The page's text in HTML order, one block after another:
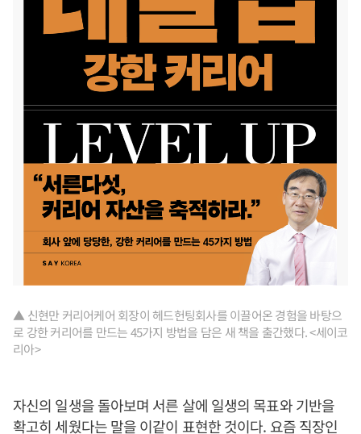
▲ 신현만 커리어케어 회장이 헤드헌팅회사를 이끌어온 경험을 바탕으
로 강한 커리어를 만드는 45가지 방법을 담은 새 책을 출간했다. <세이코
리아>
자신의 일생을 돌아보며 서른 살에 일생의 목표와 기반을
확고히 세웠다는 말을 이같이 표현한 것이다. 요즘 직장인